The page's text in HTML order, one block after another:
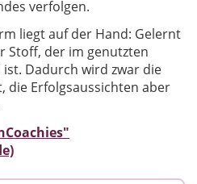
verfolgen.
liegt auf der Hand: Gelernt
Stoff, der im genutzten
Dadurch wird zwar die
die Erfolgsaussichten aber